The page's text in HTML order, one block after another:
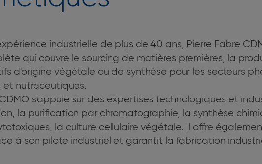
industrielle de plus de 40 ans, Pierre Fabre
qui couvre le sourcing de matières premières, la
d'origine végétale ou de synthèse pour les secteurs
et nutraceutiques.
s'appuie sur des expertises technologiques et
la purification par chromatographie, la synthèse
la culture cellulaire végétale. Il offre
à son pilote industriel et garantit la fabrication